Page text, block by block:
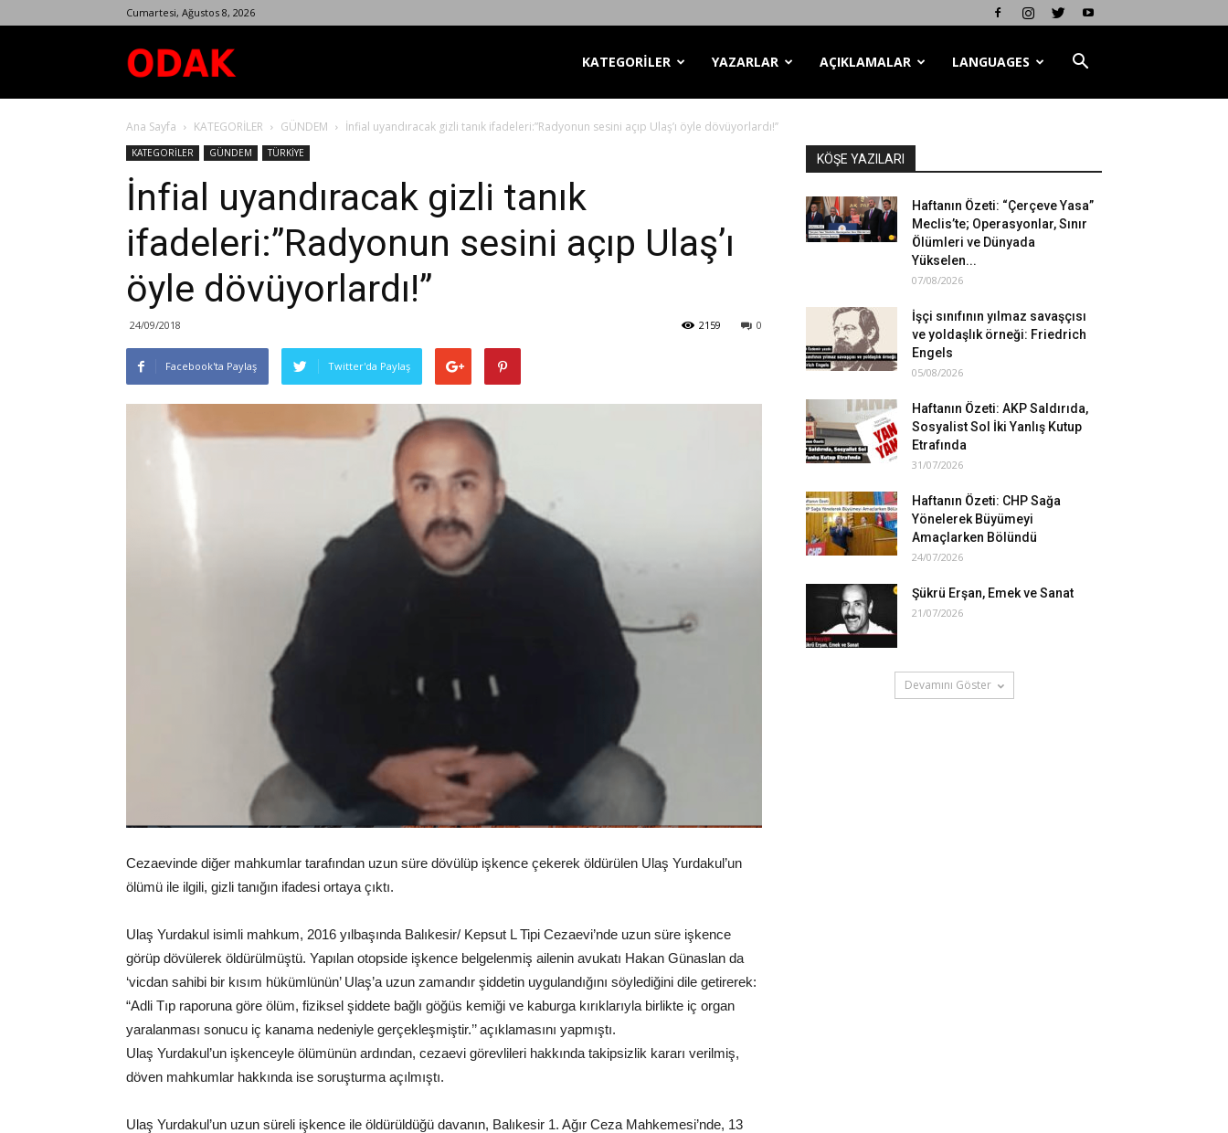
Cumartesi, Ağustos 8, 2026
Dergisi
KATEGORİLER YAZARLAR AÇIKLAMALAR LANGUAGES
Ana Sayfa KATEGORİLER GÜNDEM İnfial uyandıracak gizli tanık ifadeleri:”Radyonun sesini açıp Ulaş’ı öyle dövüyorlardı!’’
KATEGORİLER GÜNDEM TÜRKİYE
İnfial uyandıracak gizli tanık
ifadeleri:”Radyonun sesini açıp Ulaş’ı
öyle dövüyorlardı!’’
24/09/2018 0
2159
Facebook'ta Paylaş Twitter'da Paylaş
Cezaevinde diğer mahkumlar tarafından uzun süre dövülüp işkence çekerek öldürülen Ulaş Yurdakul’un
ölümü ile ilgili, gizli tanığın ifadesi ortaya çıktı.
Ulaş Yurdakul isimli mahkum, 2016 yılbaşında Balıkesir/ Kepsut L Tipi Cezaevi’nde uzun süre işkence
görüp dövülerek öldürülmüştü. Yapılan otopside işkence belgelenmiş ailenin avukatı Hakan Günaslan da
‘vicdan sahibi bir kısım hükümlünün’ Ulaş’a uzun zamandır şiddetin uygulandığını söylediğini dile getirerek:
“Adli Tıp raporuna göre ölüm, fiziksel şiddete bağlı göğüs kemiği ve kaburga kırıklarıyla birlikte iç organ
yaralanması sonucu iç kanama nedeniyle gerçekleşmiştir.’’ açıklamasını yapmıştı.
Ulaş Yurdakul’un işkenceyle ölümünün ardından, cezaevi görevlileri hakkında takipsizlik kararı verilmiş,
döven mahkumlar hakkında ise soruşturma açılmıştı.
Ulaş Yurdakul’un uzun süreli işkence ile öldürüldüğü davanın, Balıkesir 1. Ağır Ceza Mahkemesi’nde, 13
KÖŞE YAZILARI
Haftanın Özeti: “Çerçeve Yasa”
Meclis’te; Operasyonlar, Sınır
Ölümleri ve Dünyada
Yükselen...
07/08/2026
İşçi sınıfının yılmaz savaşçısı
ve yoldaşlık örneği: Friedrich
Engels
05/08/2026
Haftanın Özeti: AKP Saldırıda,
Sosyalist Sol İki Yanlış Kutup
Etrafında
31/07/2026
Haftanın Özeti: CHP Sağa
Yönelerek Büyümeyi
Amaçlarken Bölündü
24/07/2026
Şükrü Erşan, Emek ve Sanat
21/07/2026
Devamını Göster